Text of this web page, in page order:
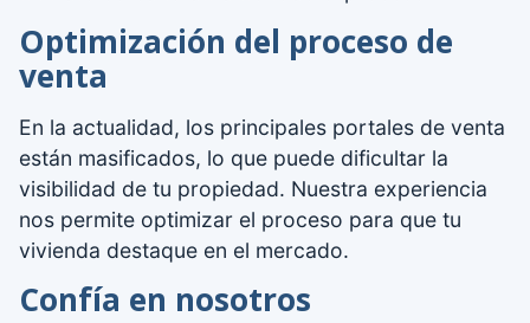
Optimización del proceso de
venta
En la actualidad, los principales portales de venta
están masificados, lo que puede dificultar la
visibilidad de tu propiedad. Nuestra experiencia
nos permite optimizar el proceso para que tu
vivienda destaque en el mercado.
Confía en nosotros